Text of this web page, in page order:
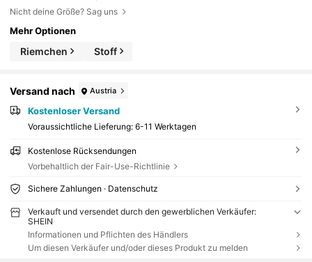
Nicht deine Größe? Sag uns
Mehr Optionen
Riemchen Stoff
Versand nach Austria
Kostenloser Versand
Voraussichtliche Lieferung: 6-11 Werktagen
Kostenlose Rücksendungen
Vorbehaltlich der Fair-Use-Richtlinie
Sichere Zahlungen · Datenschutz
Verkauft und versendet durch den gewerblichen Verkäufer:
SHEIN
Informationen und Pflichten des Händlers
Um diesen Verkäufer und/oder dieses Produkt zu melden